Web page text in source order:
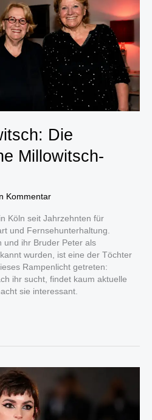
Die
Millowitsch-
Kommentar
Köln seit Jahrzehnten für
und Fernsehunterhaltung.
und ihr Bruder Peter als
wurden, ist eine der Töchter
Rampenlicht getreten:
ihr sucht, findet kaum aktuelle
sie interessant.